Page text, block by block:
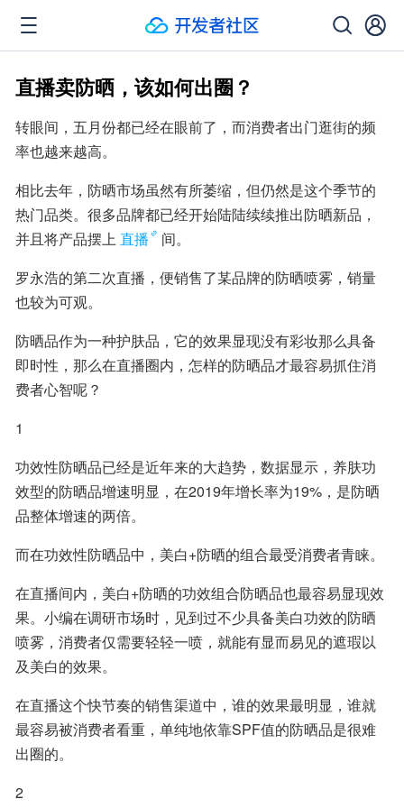
直播卖防晒，该如何出圈？
转眼间，五月份都已经在眼前了，而消费者出门逛街的频
率也越来越高。
相比去年，防晒市场虽然有所萎缩，但仍然是这个季节的
热门品类。很多品牌都已经开始陆陆续续推出防晒新品，
并且将产品摆上 直播
间。
罗永浩的第二次直播，便销售了某品牌的防晒喷雾，销量
也较为可观。
防晒品作为一种护肤品，它的效果显现没有彩妆那么具备
即时性，那么在直播圈内，怎样的防晒品才最容易抓住消
费者心智呢？
1
功效性防晒品已经是近年来的大趋势，数据显示，养肤功
效型的防晒品增速明显，在2019年增长率为19%，是防晒
品整体增速的两倍。
而在功效性防晒品中，美白+防晒的组合最受消费者青睐。
在直播间内，美白+防晒的功效组合防晒品也最容易显现效
果。小编在调研市场时，见到过不少具备美白功效的防晒
喷雾，消费者仅需要轻轻一喷，就能有显而易见的遮瑕以
及美白的效果。
在直播这个快节奏的销售渠道中，谁的效果最明显，谁就
最容易被消费者看重，单纯地依靠SPF值的防晒品是很难
出圈的。
2